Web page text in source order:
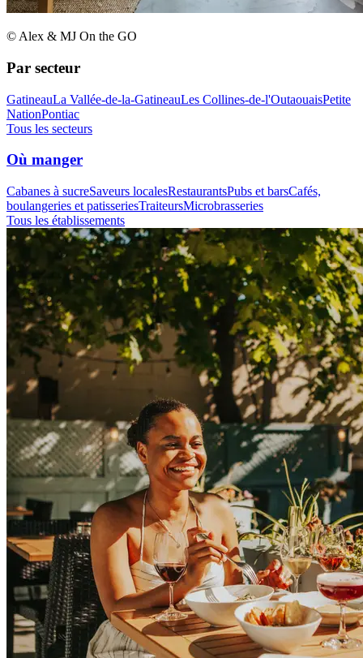
© Alex & MJ On the GO
Par secteur
GatineauLa Vallée-de-la-GatineauLes Collines-de-l'OutaouaisPetite
NationPontiac
Tous les secteurs
Où manger
Cabanes à sucreSaveurs localesRestaurantsPubs et barsCafés,
boulangeries et patisseriesTraiteursMicrobrasseries
Tous les établissements